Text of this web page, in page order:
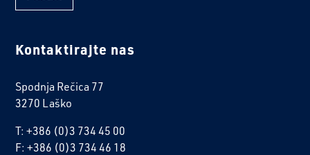
Kontaktirajte nas
Spodnja Rečica 77
3270 Laško
T: +386 (0)3 734 45 00
F: +386 (0)3 734 46 18